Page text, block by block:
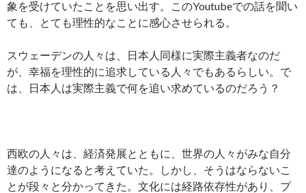
象を受けていたことを思い出す。このYoutubeでの話を聞い
ても、とても理性的なことに感心させられる。
スウェーデンの人々は、日本人同様に実際主義者なのだ
が、幸福を理性的に追求している人々でもあるらしい。で
は、日本人は実際主義で何を追い求めているのだろう？
西欧の人々は、経済発展とともに、世界の人々がみな自分
達のようになると考えていた。しかし、そうはならないこ
とが段々と分かってきた。文化には経路依存性があり、プ